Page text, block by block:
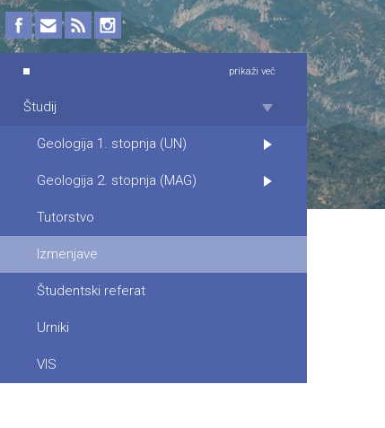
prikaži več
Študij
Geologija 1. stopnja (UN)
Geologija 2. stopnja (MAG)
Tutorstvo
Izmenjave
Študentski referat
Urniki
VIS